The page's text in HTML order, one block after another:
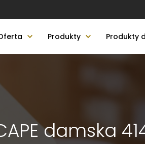
Produkty Produkty
damska